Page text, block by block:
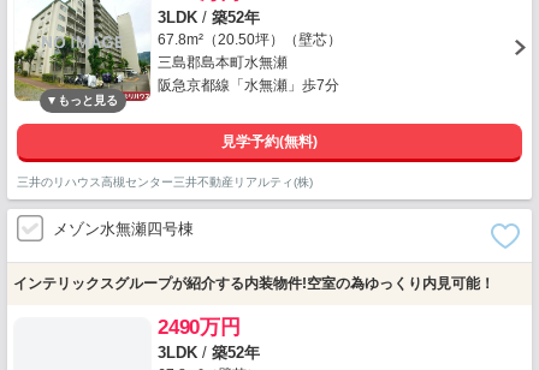
3LDK / 築52年
67.8m²（20.50坪）（壁芯）
三島郡島本町水無瀬
阪急京都線「水無瀬」歩7分
見学予約(無料)
三井のリハウス高槻センター三井不動産リアルティ(株)
メゾン水無瀬四号棟
インテリックスグループが紹介する内装物件!空室の為ゆっくり内見可能！
2490万円
3LDK / 築52年